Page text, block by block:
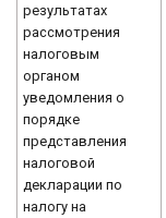
результатах
рассмотрения
налоговым
органом
уведомления о
порядке
представления
налоговой
декларации по
налогу на